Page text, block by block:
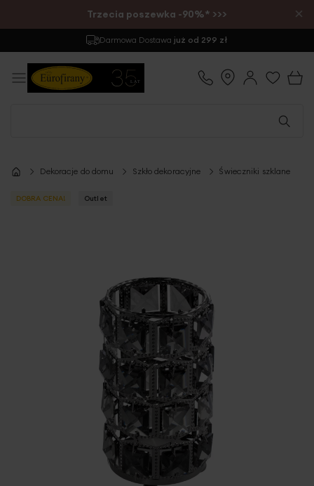
Trzecia poszewka -90%* >>> ×
Darmowa Dostawa już od 299 zł
Dekoracje do domu Szkło dekoracyjne Świeczniki szklane
DOBRA CENA! Outlet